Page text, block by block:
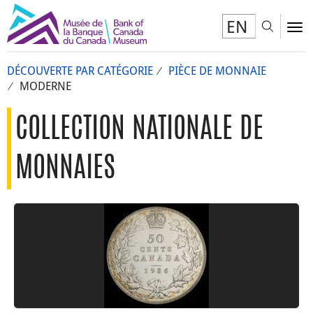
EN
DÉCOUVERTE PAR CATÉGORIE
PIÈCE DE MONNAIE
MODERNE
COLLECTION NATIONALE DE
MONNAIES